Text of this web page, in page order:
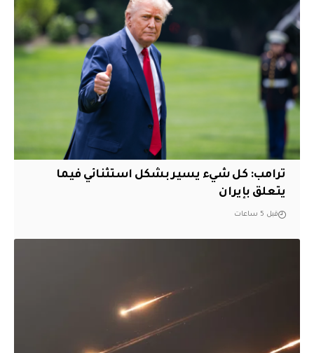
ترامب: كل شيء يسير بشكل استثنائي فيما
يتعلق بإيران
قبل 5 ساعات